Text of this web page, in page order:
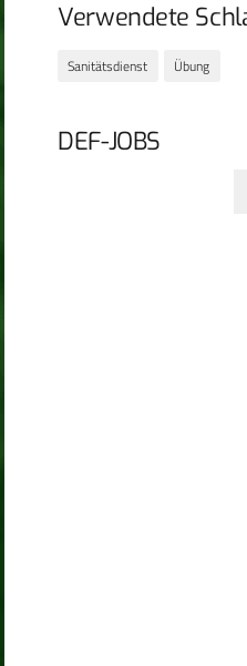
Verwendete
Sanitätsdienst Übung
DEF-JOBS